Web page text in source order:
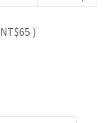
NT$65 )